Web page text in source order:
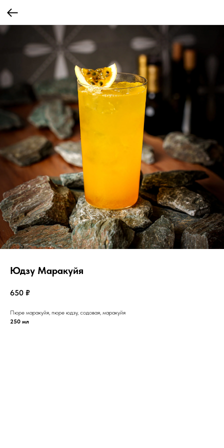
Юдзу Маракуйя
650 ₽
Пюре маракуйя, пюре юдзу, содовая, маракуйя
250 мл